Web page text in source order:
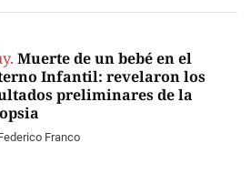
Muerte de un bebé en el
Infantil: revelaron los
preliminares de la
Franco